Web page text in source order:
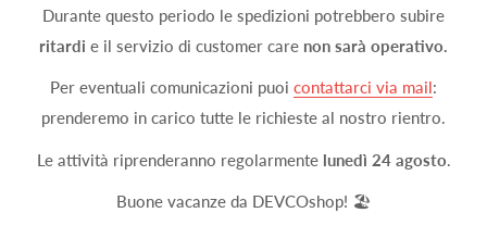
Durante questo periodo le spedizioni potrebbero subire
ritardi e il servizio di customer care non sarà operativo.
Per eventuali comunicazioni puoi contattarci via mail:
prenderemo in carico tutte le richieste al nostro rientro.
Le attività riprenderanno regolarmente lunedì 24 agosto
Buone vacanze da DEVCOshop! 🏖️
sono anche stato contattato telefonicamente per sostituire
un prodotto esaurito, sono molto gentili e pazienti, i prezzi
sono competitivi e sicuramente comprero' di nuovo da loro